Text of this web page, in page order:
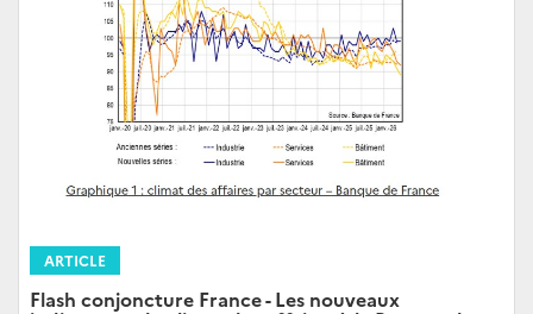
ARTICLE
Flash conjoncture France - Les nouveaux